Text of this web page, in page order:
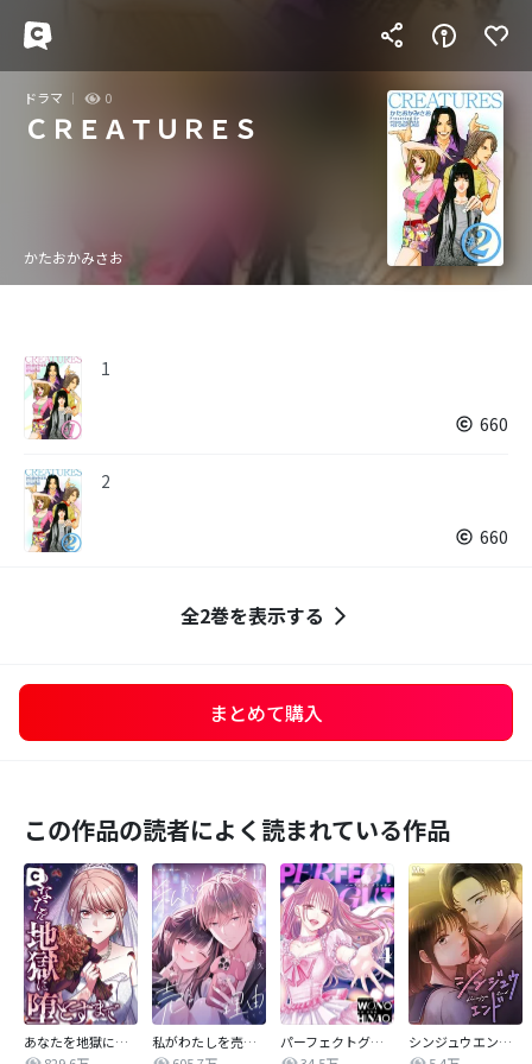
ドラマ 0
ＣＲＥＡＴＵＲＥＳ
かたおかみさお
1
660
2
660
全2巻を表示する
まとめて購入
この作品の読者によく読まれている作品
あなたを地獄に堕とすまで
私がわたしを売る理由
パーフェクトグリッター
シンジュウエンド【タテヨミ】